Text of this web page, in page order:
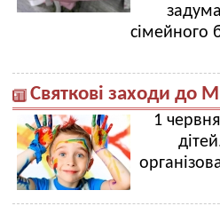
сімейного
Святкові заходи до
1